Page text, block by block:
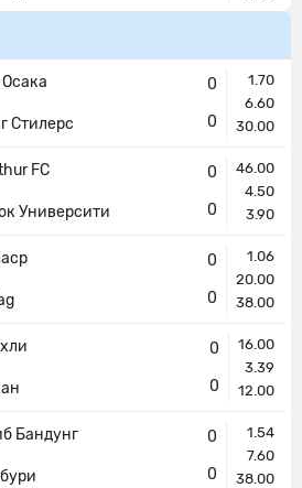
Стилерс
0
0
1.70
6.60
30.00
FC
Университи
0
0
46.00
4.50
3.90
0
0
1.06
20.00
38.00
0
0
16.00
3.39
12.00
Бандунг
0
0
1.54
7.60
38.00